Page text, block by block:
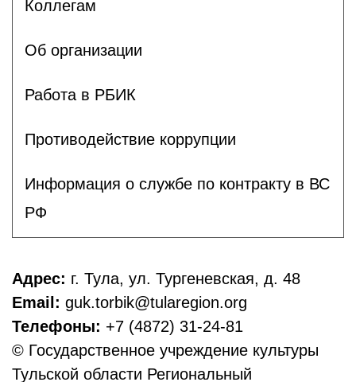
Коллегам
Об организации
Работа в РБИК
Противодействие коррупции
Информация о службе по контракту в ВС
РФ
Адрес: г. Тула, ул. Тургеневская, д. 48
Email: guk.torbik@tularegion.org
Телефоны: +7 (4872) 31-24-81
© Государственное учреждение культуры
Тульской области Региональный